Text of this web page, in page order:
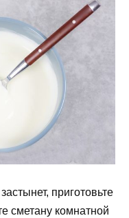
приготовьте
сметану комнатной